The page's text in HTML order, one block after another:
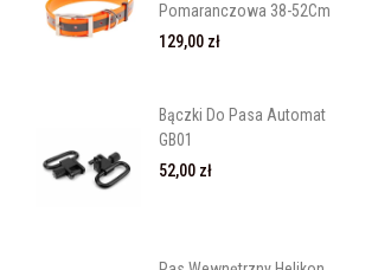
Pomaranczowa 38-52Cm
129,00 zł
Bączki Do Pasa Automat
GB01
52,00 zł